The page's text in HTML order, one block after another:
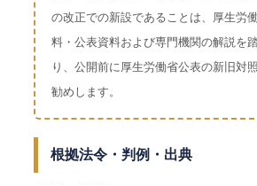
の改正での新設であることは、厚生労
料・公表資料および専門機関の解説を
り、公開前に厚生労働省公表の新旧対
勧めします。
根拠法令・判例・出典